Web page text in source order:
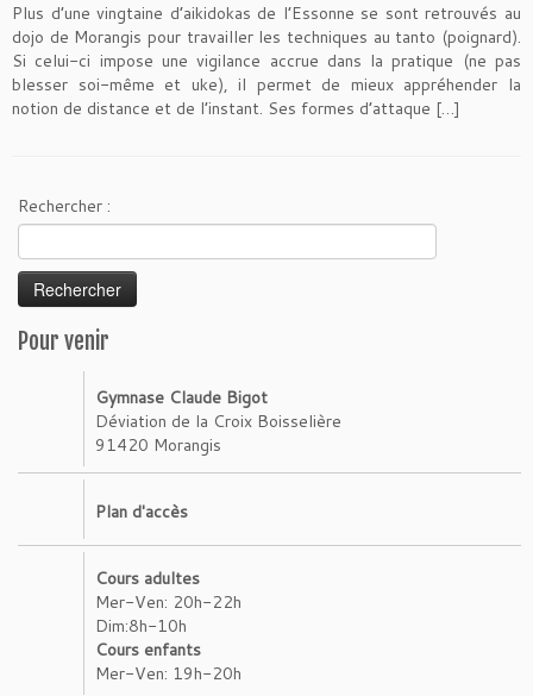
Plus d’une vingtaine d’aikidokas de l’Essonne se sont retrouvés au
dojo de Morangis pour travailler les techniques au tanto (poignard).
Si celui-ci impose une vigilance accrue dans la pratique (ne pas
blesser soi-même et uke), il permet de mieux appréhender la
notion de distance et de l’instant. Ses formes d’attaque […]
Rechercher :
Pour venir
Gymnase Claude Bigot
Déviation de la Croix Boisselière
91420 Morangis
Plan d'accès
Cours adultes
Mer-Ven: 20h-22h
Dim:8h-10h
Cours enfants
Mer-Ven: 19h-20h